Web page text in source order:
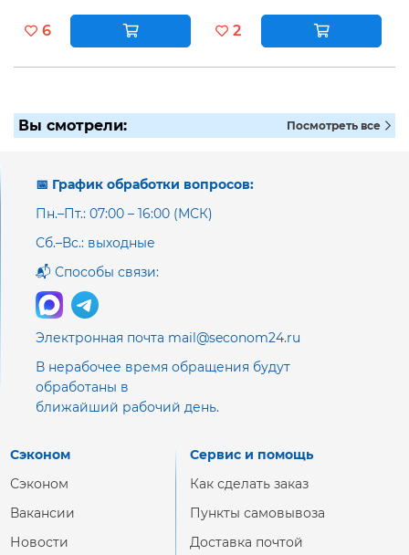
6 2
Вы смотрели: Посмотреть все
📅 График обработки вопросов:
Пн.–Пт.: 07:00 – 16:00 (МСК)
Сб.–Вс.: выходные
📬 Способы связи:
Электронная почта mail@seconom24.ru
В нерабочее время обращения будут
обработаны в
ближайший рабочий день.
Сэконом
Сэконом
Вакансии
Новости
Сервис и помощь
Как сделать заказ
Пункты самовывоза
Доставка почтой